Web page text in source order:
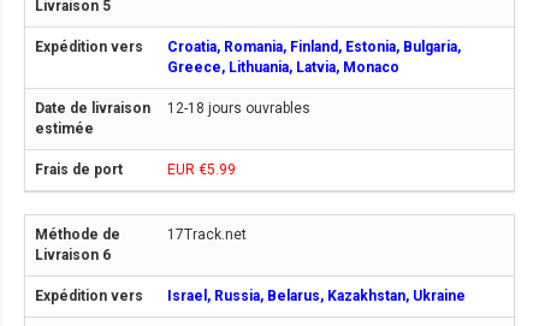
Croatia, Romania, Finland, Estonia, Bulgaria,
Greece, Lithuania, Latvia, Monaco
12-18 jours ouvrables
EUR €5.99
17Track.net
Israel, Russia, Belarus, Kazakhstan, Ukraine